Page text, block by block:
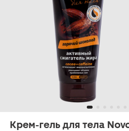
Крем-гель для тела